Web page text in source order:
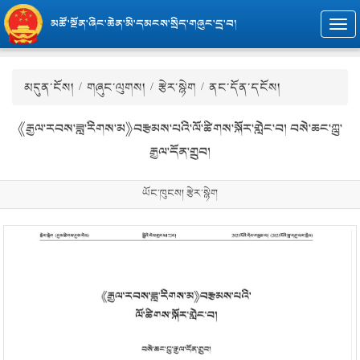
མཚོ་སྔོན་ཞིང་ཆེན་མི་དམངས་སྲིད་གཞུང་དྲ་བ།
མདུན་ངོས། / གཞུང་ལུགས། / རྩེར་སྙེག / ནང་དོན་དངོས།
《རྒྱལ་རབས་ཟླ་རིགས་མ》བརྩམས་པའི་ལོ་ཚིགས་སྐོར་གླེང་བ། བསེ་ཆང་ཀླུ་
རྒྱལ་དོན་གྲུབ།
ཡོང་ཁུངས། རྩེར་སྙེག